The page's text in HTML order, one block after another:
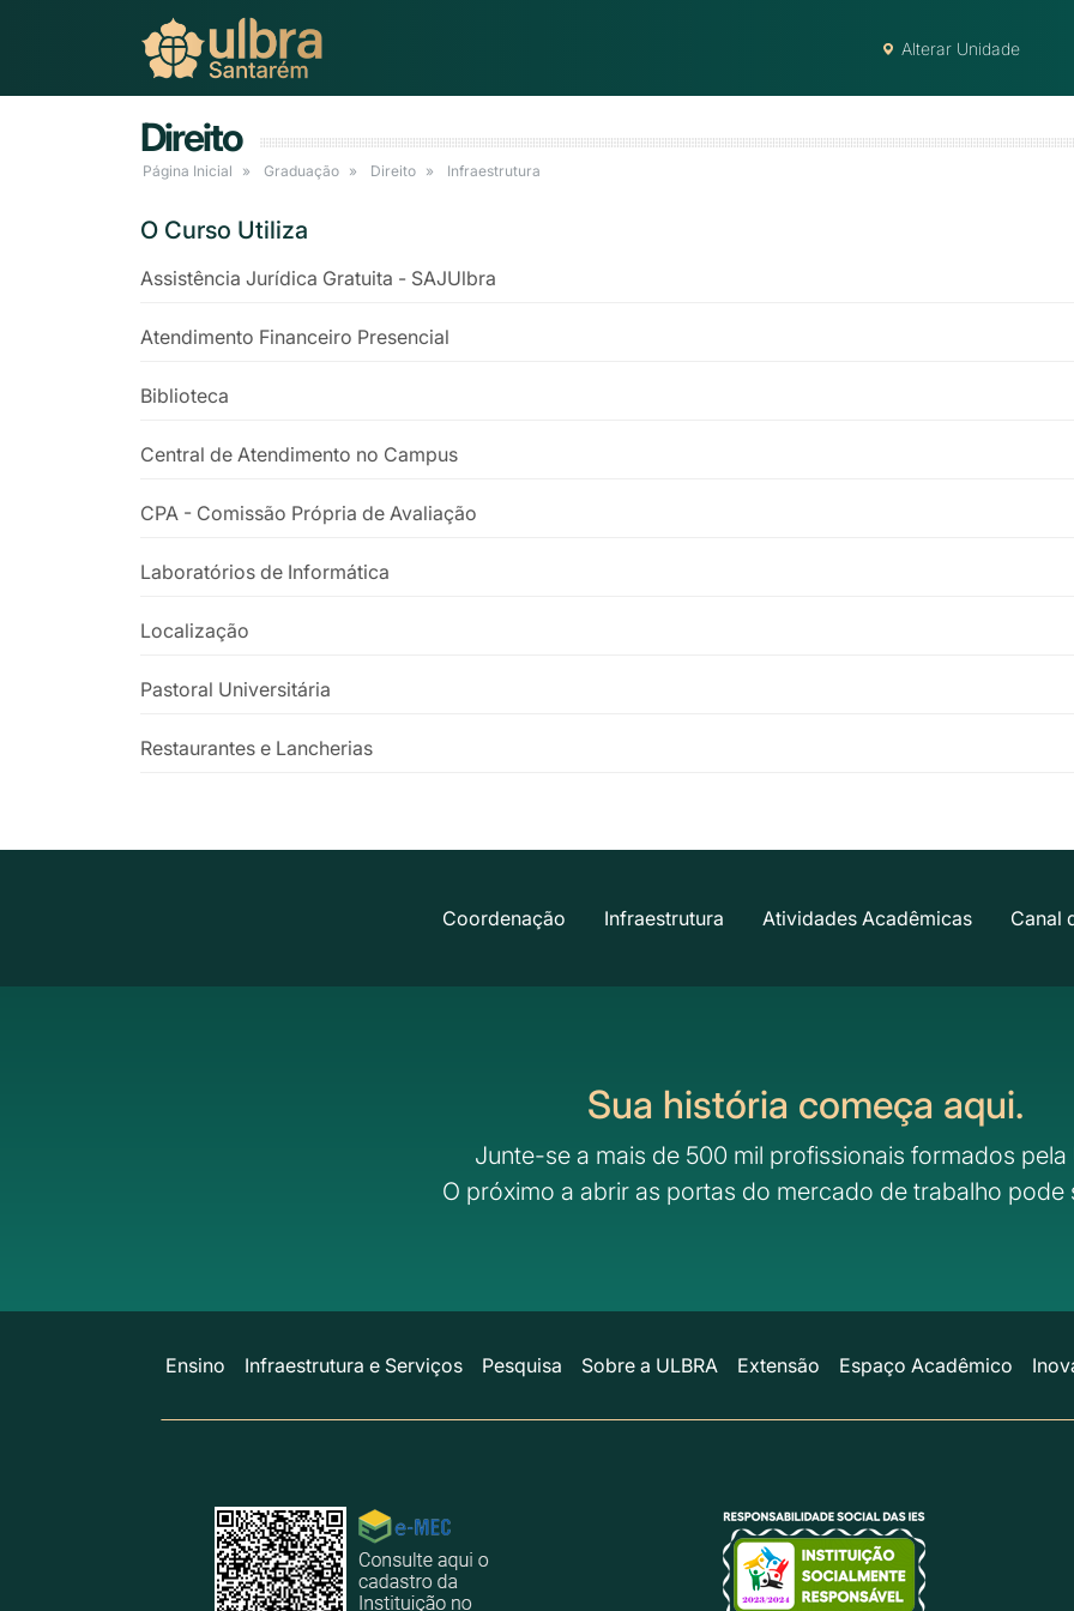
Alterar Unidade
Direito
Página Inicial Graduação Direito Infraestrutura
O Curso Utiliza
Assistência Jurídica Gratuita - SAJUlbra
Atendimento Financeiro Presencial
Biblioteca
Central de Atendimento no Campus
CPA - Comissão Própria de Avaliação
Laboratórios de Informática
Localização
Pastoral Universitária
Restaurantes e Lancherias
Coordenação Infraestrutura Atividades Acadêmicas Canal
Sua história começa aqui.
Junte-se a mais de 500 mil profissionais formados pela
O próximo a abrir as portas do mercado de trabalho pode
Ensino Infraestrutura e Serviços Pesquisa Sobre a ULBRA Extensão Espaço Acadêmico